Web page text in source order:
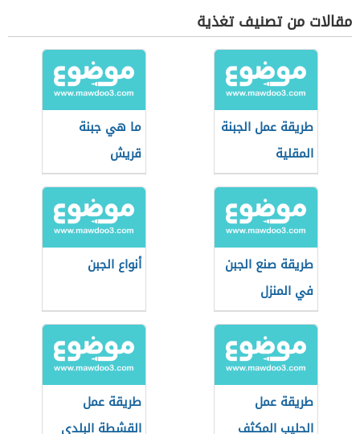
مقالات من تصنيف تغذية
طريقة عمل الجبنة
المقلية
ما هي جبنة
قريش
طريقة صنع الجبن
في المنزل
أنواع الجبن
طريقة عمل
الحليب المكثف
طريقة عمل
القشطة البلدي